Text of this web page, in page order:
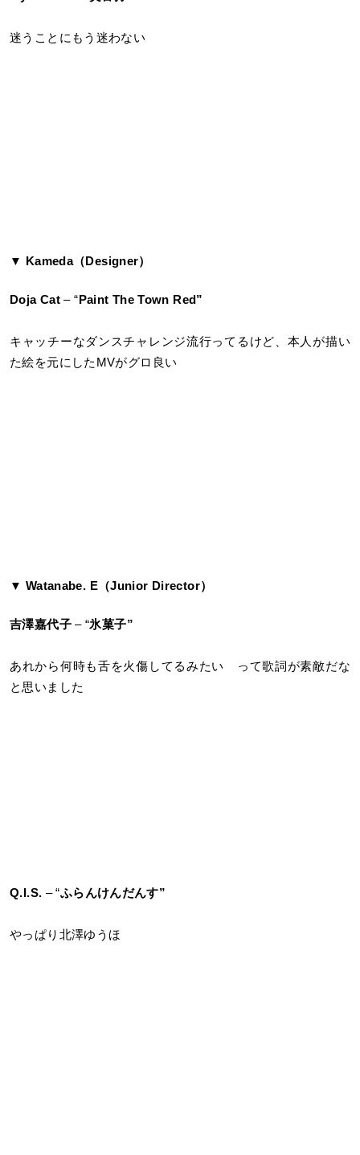
迷うことにもう迷わない
▼ Kameda（Designer）
Doja Cat – “Paint The Town Red”
キャッチーなダンスチャレンジ流行ってるけど、本人が描い
た絵を元にしたMVがグロ良い
▼ Watanabe. E（Junior Director）
吉澤嘉代子– “氷菓子”
あれから何時も舌を火傷してるみたい って歌詞が素敵だな
と思いました
Q.I.S. – “ふらんけんだんす”
やっぱり北澤ゆうほ